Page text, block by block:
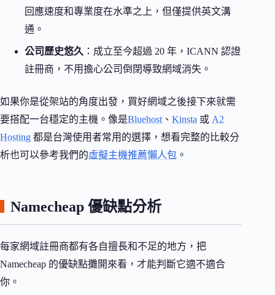
回應速度和專業度在水準之上，但僅提供英文溝
通。
公司歷史悠久 ：成立至今超過 20 年，ICANN 認證
註冊商，不用擔心公司倒閉導致網域消失。
如果你是從架站的角度出發，買好網域之後接下來就需
要搭配一台穩定的主機。像是Bluehost 、 Kinsta 或 A2
Hosting 都是台灣使用者常用的選擇，想看完整的比較分
析也可以參考我們的虛擬主機推薦懶人包 。
Namecheap 優缺點分析
每家網域註冊商都有各自擅長和不足的地方，把
Namecheap 的優缺點攤開來看，才能判斷它適不適合
你。